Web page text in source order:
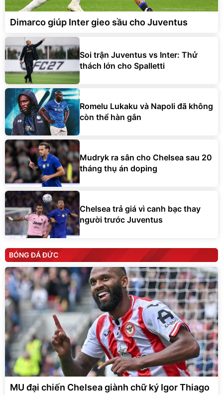
Dimarco giúp Inter gieo sầu cho Juventus
Soi trận Juventus vs Inter: Thử
thách lớn cho Spalletti
Romelu Lukaku và Napoli đã không
còn thể hàn gắn
Mudryk ra sân cho Chelsea sau 20
tháng thụ án doping
Chelsea trả giá vì canh bạc thay
người trước Juventus
BÓNG ĐÁ ĐỨC
MU đại chiến Chelsea giành chữ ký Igor Thiago